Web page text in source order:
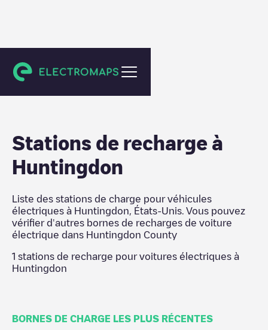
Huntingdon County
Stations de recharge à
Huntingdon
Liste des stations de charge pour véhicules
électriques à Huntingdon États-Unis . Vous pouvez
vérifier d'autres bornes de recharges de voiture
électrique dans Huntingdon County
1 stations de recharge pour voitures électriques à
Huntingdon
BORNES DE CHARGE LES PLUS RÉCENTES